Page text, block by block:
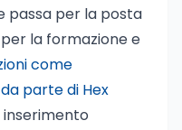
passa per la posta
la formazione e
come
parte di Hex